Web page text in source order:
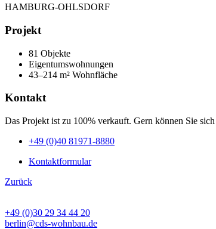
HAMBURG-OHLSDORF
Projekt
81 Objekte
Eigentumswohnungen
43–214 m² Wohnfläche
Kontakt
Das Projekt ist zu 100% verkauft. Gern können Sie
+49 (0)40 81971-8880
Kontaktformular
Zurück
+49 (0)30 29 34 44 20
berlin@cds-wohnbau.de